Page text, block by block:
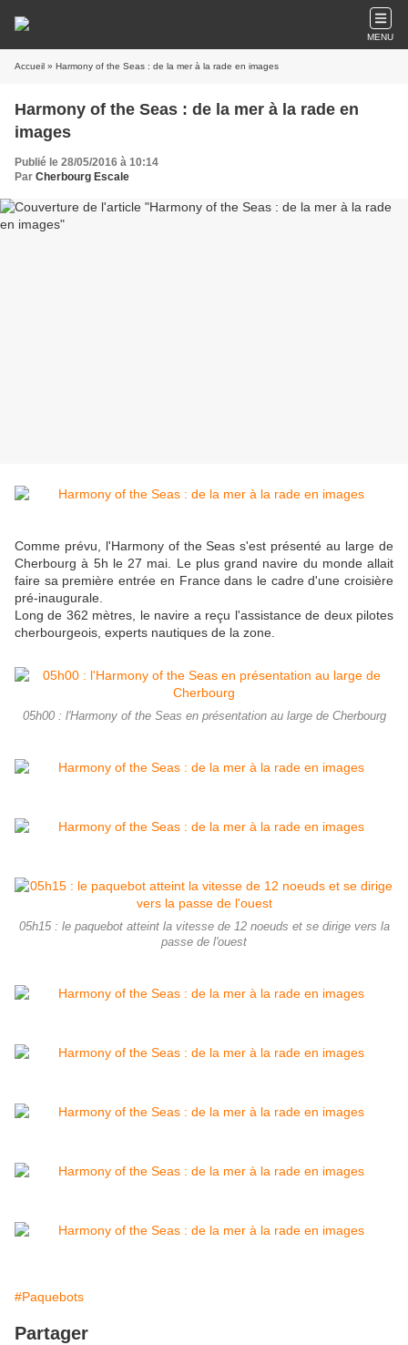
MENU
Accueil » Harmony of the Seas : de la mer à la rade en images
Harmony of the Seas : de la mer à la rade en
images
Publié le 28/05/2016 à 10:14
Par Cherbourg Escale
Comme prévu, l'Harmony of the Seas s'est présenté au large de
Cherbourg à 5h le 27 mai. Le plus grand navire du monde allait
faire sa première entrée en France dans le cadre d'une croisière
pré-inaugurale.
Long de 362 mètres, le navire a reçu l'assistance de deux pilotes
cherbourgeois, experts nautiques de la zone.
05h00 : l'Harmony of the Seas en présentation au large de Cherbourg
05h15 : le paquebot atteint la vitesse de 12 noeuds et se dirige vers la
passe de l'ouest
#Paquebots
Partager